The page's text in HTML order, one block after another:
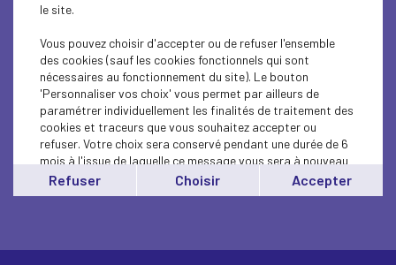
Accompagnement et
prévention des
difficultés des
entreprises
le site.
Vous pouvez choisir d'accepter ou de refuser l'ensemble
des cookies (sauf les cookies fonctionnels qui sont
nécessaires au fonctionnement du site). Le bouton
'Personnaliser vos choix' vous permet par ailleurs de
paramétrer individuellement les finalités de traitement des
cookies et traceurs que vous souhaitez accepter ou
refuser. Votre choix sera conservé pendant une durée de 6
mois à l'issue de laquelle ce message vous sera à nouveau
affiché..
Vous pouvez modifier votre choix à tout moment en
Refuser Choisir Accepter